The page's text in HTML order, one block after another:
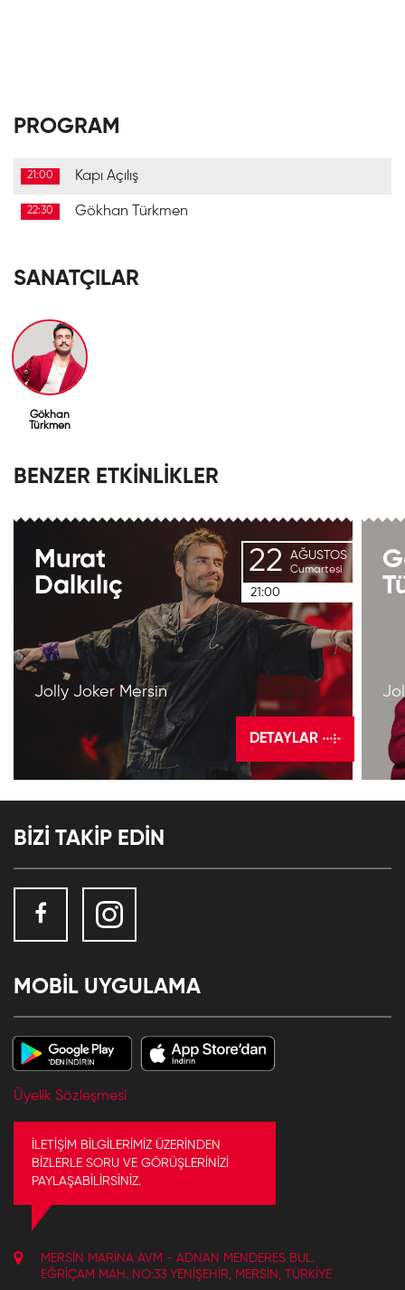
PROGRAM
21:00 Kapı Açılış
22:30 Gökhan Türkmen
SANATÇILAR
Gökhan
Türkmen
BENZER ETKİNLİKLER
Murat
Dalkılıç
Jolly Joker Mersin
22 AĞUSTOS
Cumartesi
21:00
DETAYLAR
BİZİ TAKİP EDİN
MOBİL UYGULAMA
Üyelik Sözleşmesi
İLETİŞİM BİLGİLERİMİZ ÜZERİNDEN
BİZLERLE SORU VE GÖRÜŞLERİNİZİ
PAYLAŞABİLİRSİNİZ.
MERSIN MARINA AVM - ADNAN MENDERES BUL.
EĞRIÇAM MAH. NO:33 YENIŞEHIR, MERSIN, TÜRKIYE